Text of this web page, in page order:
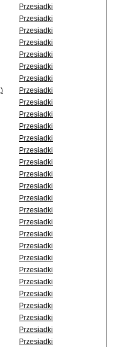
Przesiadki
Przesiadki
Przesiadki
Przesiadki
Przesiadki
Przesiadki
Przesiadki
Przesiadki
Przesiadki
Przesiadki
Przesiadki
Przesiadki
Przesiadki
Przesiadki
Przesiadki
Przesiadki
Przesiadki
Przesiadki
Przesiadki
Przesiadki
Przesiadki
Przesiadki
Przesiadki
Przesiadki
Przesiadki
Przesiadki
Przesiadki
Przesiadki
Przesiadki